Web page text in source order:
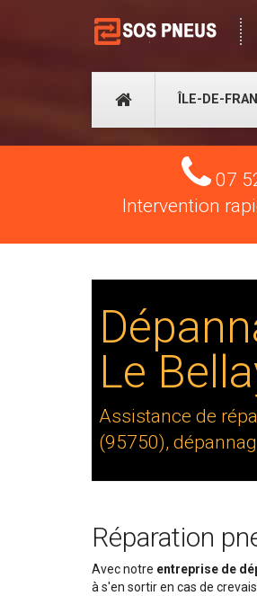
ÎLE-DE-
07
Intervention
Le
Assistance de
(95750),
Réparation
Avec notre entreprise de
à s'en sortir en cas de